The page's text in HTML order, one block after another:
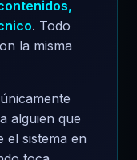
. Todo
la misma
alguien que
el sistema en